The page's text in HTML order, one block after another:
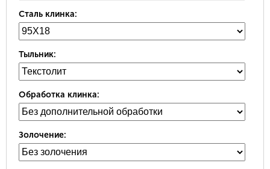
Сталь клинка:
Тыльник:
Обработка клинка:
Золочение: